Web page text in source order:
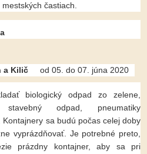
častiach.
a Kilič od 05. do 07. júna 2020
biologický odpad zo zelene,
stavebný odpad, pneumatiky
sa budú počas celej doby
vyprázdňovať. Je potrebné preto,
prázdny kontajner, aby sa pri